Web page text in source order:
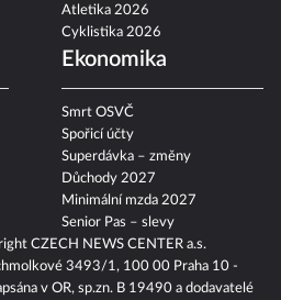
CZECH NEWS CENTER a.s.
3493/1, 100 00 Praha 10 -
v OR, sp.zn. B 19490 a dodavatelé
Atletika 2026
Cyklistika 2026
Ekonomika
Smrt OSVČ
Spořicí účty
Superdávka – změny
Důchody 2027
Minimální mzda 2027
Senior Pas – slevy